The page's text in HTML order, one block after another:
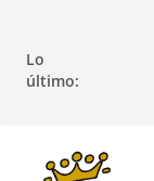
contenido
Lo
último: